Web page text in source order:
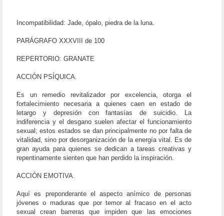
Incompatibilidad: Jade, ópalo, piedra de la luna.
PARÁGRAFO XXXVIII de 100
REPERTORIO: GRANATE
ACCIÓN PSÍQUICA.
Es un remedio revitalizador por excelencia, otorga el
fortalecimiento necesaria a quienes caen en estado de
letargo y depresión con fantasías de suicidio. La
indiferencia y el desgano suelen afectar el funcionamiento
sexual; estos estados se dan principalmente no por falta de
vitalidad, sino por desorganización de la energía vital. Es de
gran ayuda para quienes se dedican a tareas creativas y
repentinamente sienten que han perdido la inspiración.
ACCIÓN EMOTIVA.
Aquí es preponderante el aspecto anímico de personas
jóvenes o maduras que por temor al fracaso en el acto
sexual crean barreras que impiden que las emociones